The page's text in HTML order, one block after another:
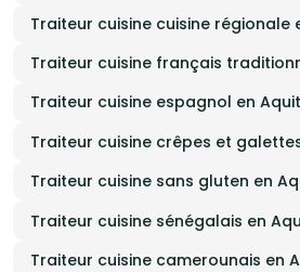
Traiteur cuisine cuisine régionale
Traiteur cuisine français
Traiteur cuisine espagnol en
Traiteur cuisine crêpes et
Traiteur cuisine sans gluten en
Traiteur cuisine sénégalais en
Traiteur cuisine camerounais en